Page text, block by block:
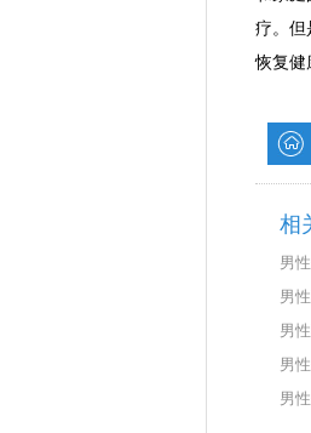
疗。但
恢复健
相
男
男
男
男
男